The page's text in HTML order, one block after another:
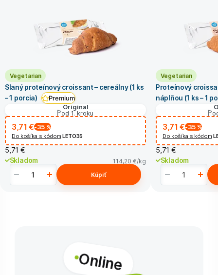
Vegetarian
Slaný proteínový croissant – cereálny (1 ks
– 1 porcia)
Premium
Original
od 1. kroku
3,71 €-35 %
Do košíka s kódom LETO35
5,71 €
Skladom 114,20 €/kg
Kúpiť
Vegetarian
Proteínový
náplňou (1 ks – 1
3,71 €-35 %
Do košíka s kódom
5,71 €
Skladom
Online